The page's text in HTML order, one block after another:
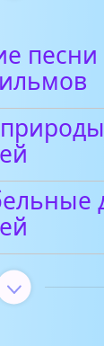
песни